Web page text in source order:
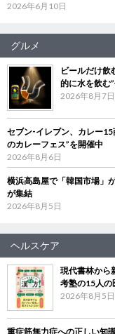
2026年6月10日
グルメ
ビールだけ
的に水を飲む
2026年8月7日
セブン‐イレブン、カレー
のカレーフェス”を開催中
2026年8月6日
横浜高島屋で「韓国市場」
が集結
2026年8月5日
ヘルスケア
現代書林から
考塾の15人の
2026年8月5日
重症筋無力症への正しい知